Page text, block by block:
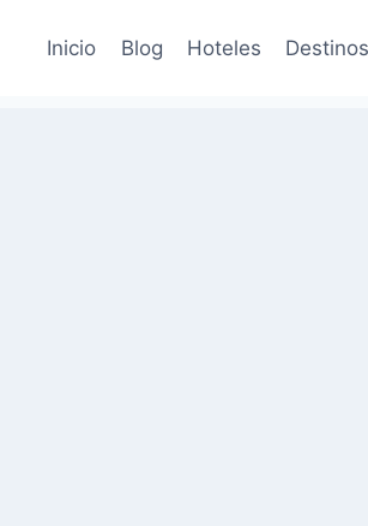
Inicio Blog Hoteles Destinos